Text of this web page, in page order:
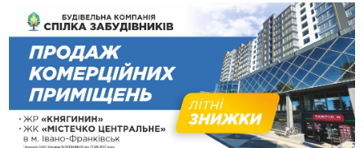
17:17
ВІДЕО Скарби Музею писанкового розпису побачать
далеко за межами Коломиї
16:42
Поблизу Франківська п'яний на Chevrolet втікав від поліції
16:27
На Прикарпатті триває декларування вогнепальної зброї:
уже зареєстровано 282 одиниці
15:58
Понад 9 тис. прикарпатських вступників отримали
рекомендації до зарахування на бакалаврат у ВНЗ